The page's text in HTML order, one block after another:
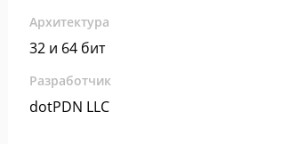
Архитектура
32 и 64 бит
Разработчик
dotPDN LLC